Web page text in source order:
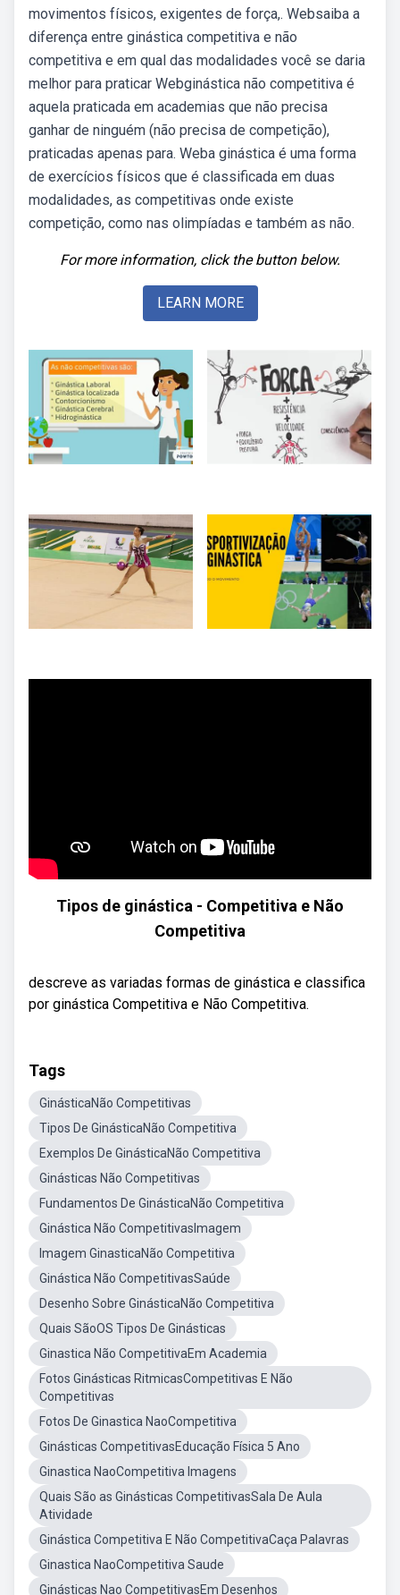
movimentos físicos, exigentes de força,. Websaiba a
diferença entre ginástica competitiva e não
competitiva e em qual das modalidades você se daria
melhor para praticar Webginástica não competitiva é
aquela praticada em academias que não precisa
ganhar de ninguém (não precisa de competição),
praticadas apenas para. Weba ginástica é uma forma
de exercícios físicos que é classificada em duas
modalidades, as competitivas onde existe
competição, como nas olimpíadas e também as não.
For more information, click the button below.
LEARN MORE
Tipos de ginástica - Competitiva e Não
Competitiva
descreve as variadas formas de ginástica e classifica
por ginástica Competitiva e Não Competitiva.
Tags
GinásticaNão Competitivas
Tipos De GinásticaNão Competitiva
Exemplos De GinásticaNão Competitiva
Ginásticas Não Competitivas
Fundamentos De GinásticaNão Competitiva
Ginástica Não CompetitivasImagem
Imagem GinasticaNão Competitiva
Ginástica Não CompetitivasSaúde
Desenho Sobre GinásticaNão Competitiva
Quais SãoOS Tipos De Ginásticas
Ginastica Não CompetitivaEm Academia
Fotos Ginásticas RitmicasCompetitivas E Não
Competitivas
Fotos De Ginastica NaoCompetitiva
Ginásticas CompetitivasEducação Física 5 Ano
Ginastica NaoCompetitiva Imagens
Quais São as Ginásticas CompetitivasSala De Aula
Atividade
Ginástica Competitiva E Não CompetitivaCaça Palavras
Ginastica NaoCompetitiva Saude
Ginásticas Nao CompetitivasEm Desenhos